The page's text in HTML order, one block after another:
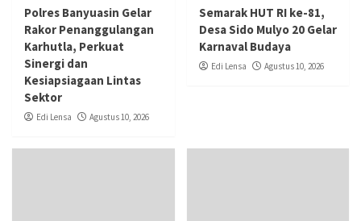
Polres Banyuasin Gelar
Rakor Penanggulangan
Karhutla, Perkuat
Sinergi dan
Kesiapsiagaan Lintas
Sektor
Edi Lensa Agustus 10, 2026
Semarak HUT RI ke-81,
Desa Sido Mulyo 20 Gelar
Karnaval Budaya
Edi Lensa Agustus 10, 2026